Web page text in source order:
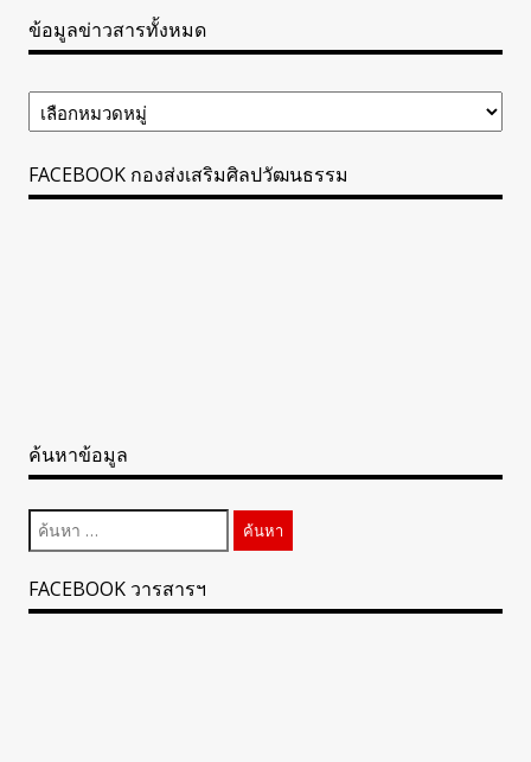
ข้อมูลข่าวสารทั้งหมด
ข้อมูล
ข่าวสาร
FACEBOOK กองส่งเสริมศิลปวัฒนธรรม
ค้นหาข้อมูล
ค้นหา
สำหรับ:
FACEBOOK วารสารฯ